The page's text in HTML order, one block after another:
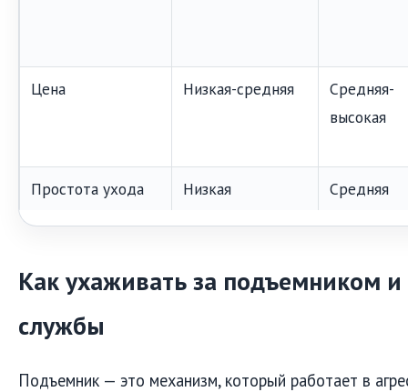
Цена Низкая-средняя
Средняя-
высокая
Простота ухода Низкая Средняя
Как ухаживать за подъемником
службы
Подъемник — это механизм, который работает в